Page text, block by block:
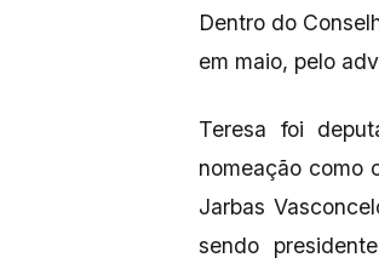
Dentro do
em maio, pelo
Teresa foi
nomeação como
Jarbas
sendo